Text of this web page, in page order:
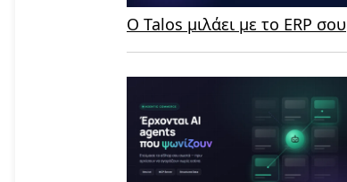
Ο Talos μιλάει με το ERP σου